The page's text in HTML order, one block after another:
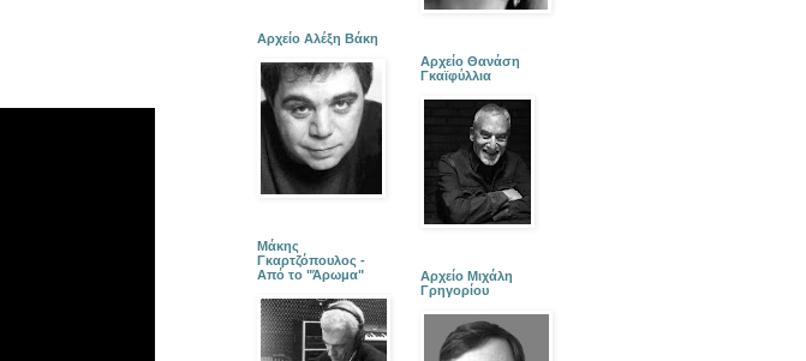
Αρχείο Αλέξη Βάκη
Μάκης
Γκαρτζόπουλος -
Από το "Άρωμα"
Αρχείο Θανάση
Γκαϊφύλλια
Αρχείο Μιχάλη
Γρηγορίου